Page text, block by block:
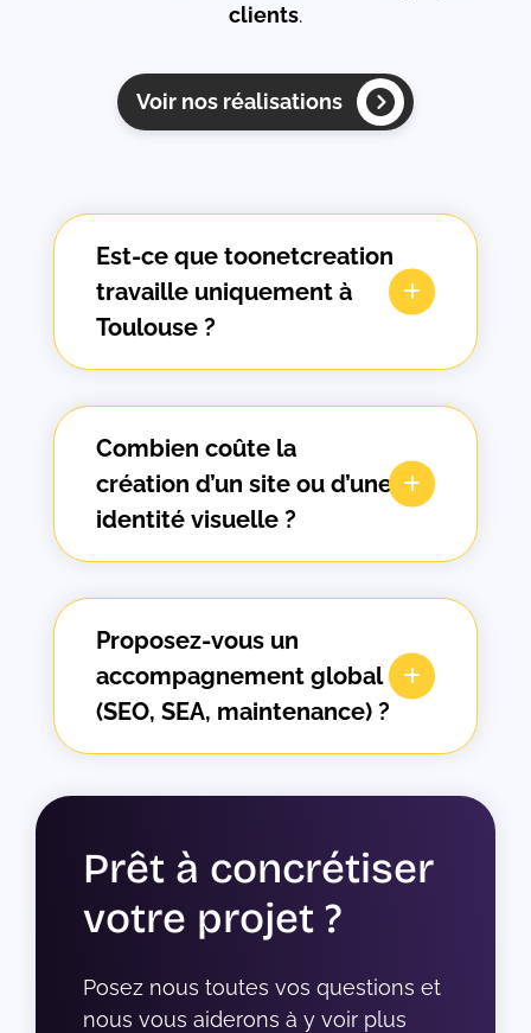
clients.
Voir nos réalisations
Est-ce que toonetcreation
travaille uniquement à
Toulouse ?
Combien coûte la
création d’un site ou d’une
identité visuelle ?
Proposez-vous un
accompagnement global
(SEO, SEA, maintenance) ?
Prêt à concrétiser
votre projet ?
Posez nous toutes vos questions et
nous vous aiderons à y voir plus